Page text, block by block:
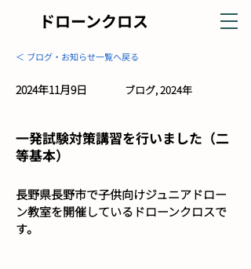
ドローンクロス
＜ ブログ・お知らせ一覧へ戻る
2024年11月9日 ブログ, 2024年
一発試験対策講習を行いました（二
等基本）
長野県長野市で子供向けジュニアドロー
ン教室を開催しているドローンクロスで
す。